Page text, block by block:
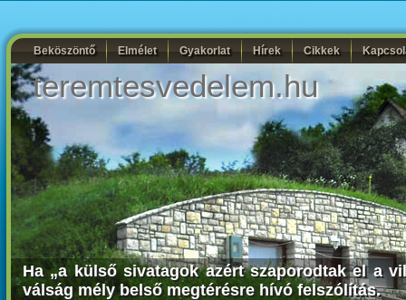
Beköszöntő Elmélet Gyakorlat Hírek Cikkek
teremtesvedelem.hu
Ha „a külső sivatagok azért szaporodtak el a
válság mély belső megtérésre hívó felszólítás.